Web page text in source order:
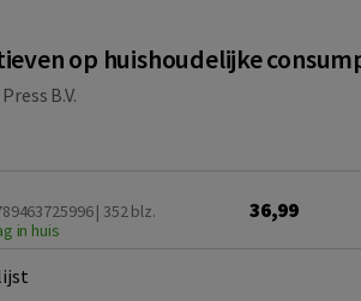
op huishoudelijke
B.V.
| 352 blz.
in huis
36,99